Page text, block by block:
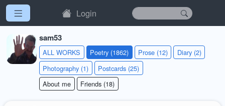
Login
sam53
ALL WORKS Poetry (1862) Prose (12)
Diary (2)
Photography (1)
Postcards (25)
About me
Friends (18)